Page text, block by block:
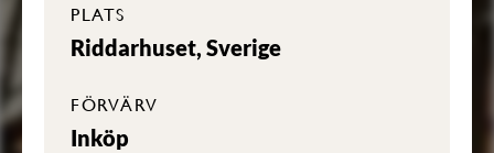
PLATS
Riddarhuset, Sverige
FÖRVÄRV
Inköp